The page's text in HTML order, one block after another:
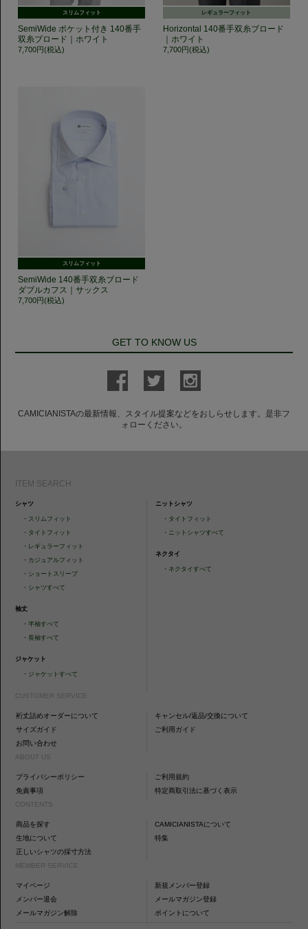
スリムフィット
SemiWide ポケット付き 140番手
双糸ブロード｜ホワイト
7,700円(税込)
レギュラーフィット
Horizontal 140番手双糸ブロード
｜ホワイト
7,700円(税込)
スリムフィット
SemiWide 140番手双糸ブロード
ダブルカフス｜サックス
7,700円(税込)
GET TO KNOW US
CAMICIANISTAの最新情報、スタイル提案などをおしらせします。是非フ
ォローください。
ITEM SEARCH
シャツ
・ スリムフィット
・ タイトフィット
・ レギュラーフィット
・ カジュアルフィット
・ ショートスリーブ
・ シャツすべて
袖丈
・半袖すべて
・長袖すべて
ジャケット
・ ジャケットすべて
ニットシャツ
・ タイトフィット
・ ニットシャツすべて
ネクタイ
・ ネクタイすべて
CUSTOMER SERVICE
裄丈詰めオーダーについて
キャンセル/返品/交換について
サイズガイド
ご利用ガイド
お問い合わせ
ABOUT US
プライバシーポリシー
ご利用規約
免責事項
特定商取引法に基づく表示
CONTENTS
商品を探す
CAMICIANISTAについて
生地について
特集
正しいシャツの採寸方法
MEMBER SERVICE
マイページ
新規メンバー登録
メンバー退会
メールマガジン登録
メールマガジン解除
ポイントについて